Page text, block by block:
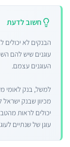
חשוב לדעת
הבנקים לא יכולים
עוגנים שיש להם
העוגנים עצמם.
למשל, בנק לאומי
מכיוון שבנק
יכולים לראות
עוגן של שנתיים